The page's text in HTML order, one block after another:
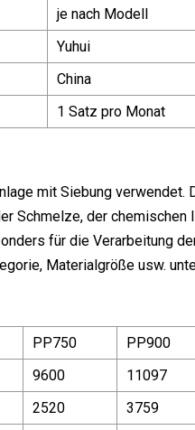
je nach Modell
Yuhui
China
1 Satz pro Monat
mit Siebung verwendet.
Schmelze, der
für die Verarbeitung
Materialgröße usw.
PP750 PP900
9600 11097
2520 3759